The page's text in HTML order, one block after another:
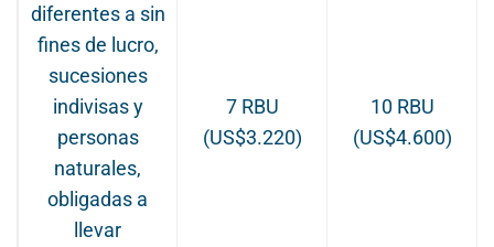
diferentes a sin
fines de lucro,
sucesiones
indivisas y
personas
naturales,
obligadas a
llevar
7 RBU
(US$3.220)
10 RBU
(US$4.600)